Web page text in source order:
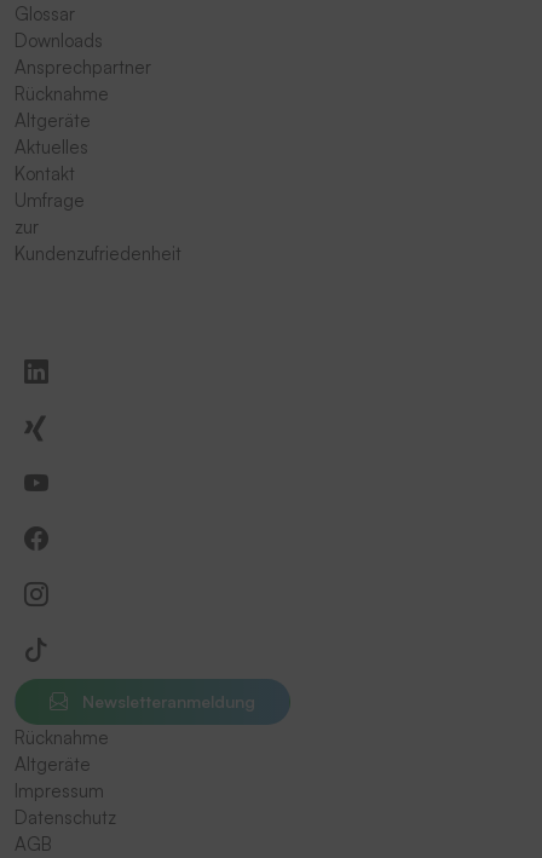
Glossar
Downloads
Ansprechpartner
Rücknahme
Altgeräte
Aktuelles
Kontakt
Umfrage
zur
Kundenzufriedenheit
Newsletteranmeldung
Rücknahme
Altgeräte
Impressum
Datenschutz
AGB